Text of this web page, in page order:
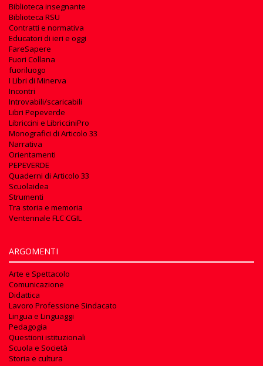
Biblioteca insegnante
Biblioteca RSU
Contratti e normativa
Educatori di ieri e oggi
FareSapere
Fuori Collana
fuoriluogo
I Libri di Minerva
Incontri
Introvabili/scaricabili
Libri Pepeverde
Libriccini e LibricciniPro
Monografici di Articolo 33
Narrativa
Orientamenti
PEPEVERDE
Quaderni di Articolo 33
Scuolaidea
Strumenti
Tra storia e memoria
Ventennale FLC CGIL
ARGOMENTI
Arte e Spettacolo
Comunicazione
Didattica
Lavoro Professione Sindacato
Lingua e Linguaggi
Pedagogia
Questioni istituzionali
Scuola e Società
Storia e cultura